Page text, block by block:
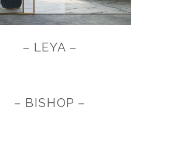
– LEYA –
– BISHOP –